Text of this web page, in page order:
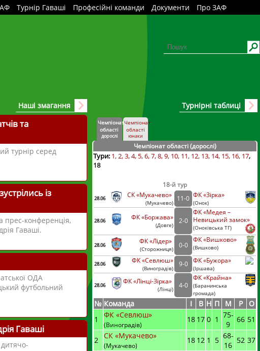
Турнір Гаваші Професійні команди Документи Про ЗАФ
Наші змагання
та
турнір серед
із
прес-конференція,
Гаваші.
ОДА
футбольний
Гаваші
Турнірні таблиці
Чемпіонат
області
дорослі
Чемпіонат
області
юнаки
Чемпіонат області (дорослі)
Тури: 1 2 3 4 5 6 7 8 9 10 11 12 13 14 15 16 17
18
18-й тур
28.06 СК «Мукачево»
(Мукачево)
11-0 ФК «Зірка»
(Онок)
28.06 ФК «Боржава»
(Довге)
2-0
ФК «Медея –
Невицький замок»
(Оноківська ТГ)
28.06
ФК «Лідер»
(Сторожниця)
0-0
ФК «Вишково»
(Вишково)
28.06 ФК «Севлюш»
(Виноградів)
9-0 ФК «Бужора»
(Іршава)
28.06
ФК «Лінці-Зірка»
(Лінці)
4-0
ФК «Крайна»
(Баранинська
громада)
№ Команда I В Н П М Р
О
1
ФК «Севлюш»
(Виноградів)
18 17 0 1 75-
9
66 51
2 СК «Мукачево»
(Мукачево)
18 12 1 5 68-
16
52 37